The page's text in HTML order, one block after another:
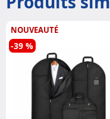
NOUVEAUTÉ
-39 %